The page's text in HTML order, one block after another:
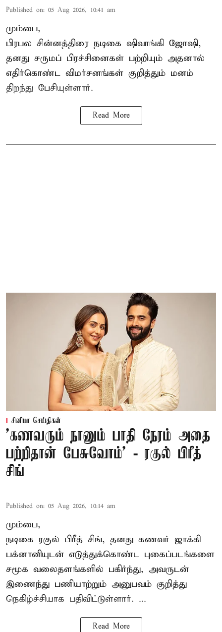
Published on: 05 Aug 2026, 10:41 am
மும்பை,
பிரபல சின்னத்திரை நடிகை ஷிவாங்கி ஜோஷி,
தனது சருமப் பிரச்சினைகள் பற்றியும் அதனால்
எதிர்கொண்ட விமர்சனங்கள் குறித்தும் மனம்
திறந்து பேசியுள்ளார்.
Read More
சினிமா செய்திகள்
’கணவரும் நானும் பாதி நேரம் அதை
பற்றிதான் பேசுவோம்’ - ரகுல் பிரீத்
சிங்
Published on: 05 Aug 2026, 10:14 am
மும்பை,
நடிகை ரகுல் பிரீத் சிங், தனது கணவர் ஜாக்கி
பக்னானியுடன் எடுத்துக்கொண்ட புகைப்படங்களை
சமூக வலைதளங்களில் பகிர்ந்து, அவருடன்
இணைந்து பணியாற்றும் அனுபவம் குறித்து
நெகிழ்ச்சியாக பதிவிட்டுள்ளார். ...
Read More